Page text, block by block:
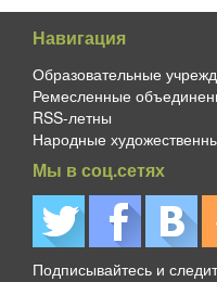
Навигация
Образовательные
Ремесленные
RSS-летны
Народные
Мы в соц.сетях
Подписывайтесь и